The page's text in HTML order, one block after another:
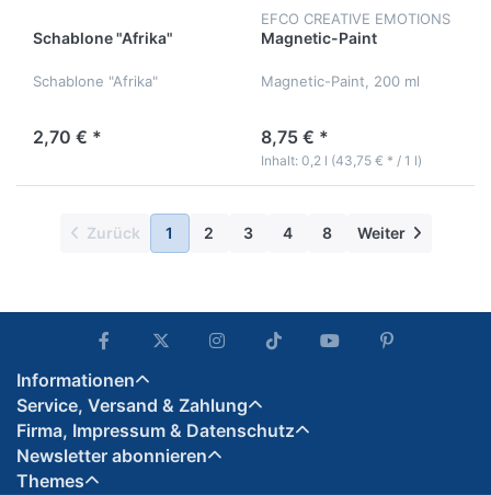
Schablone "Afrika"
Schablone "Afrika"
2,70 € *
EFCO CREATIVE EMOTIONS
Magnetic-Paint
Magnetic-Paint, 200 ml
8,75 € *
Inhalt: 0,2 l (43,75 € * / 1 l)
Zurück 1 2 3 4 8 Weiter
Informationen
Service, Versand & Zahlung
Firma, Impressum & Datenschutz
Newsletter abonnieren
Themes